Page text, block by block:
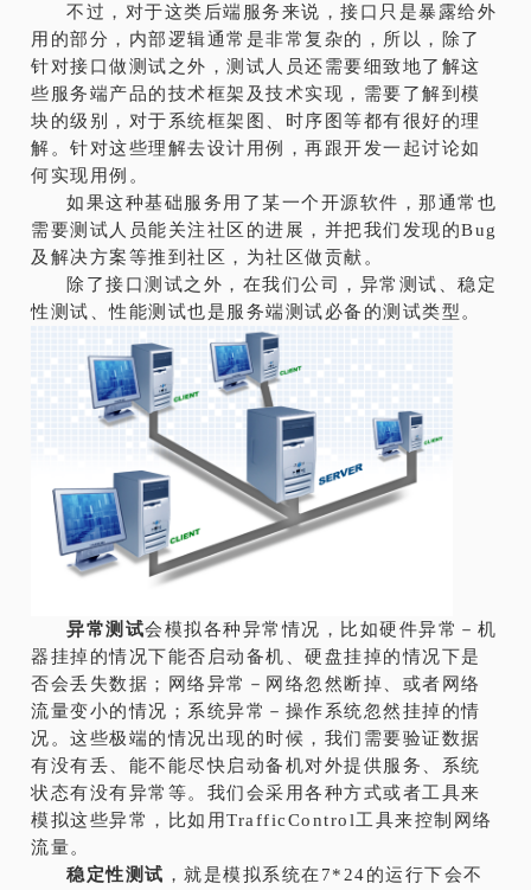
不过，对于这类后端服务来说，接口只是暴露给外
用的部分，内部逻辑通常是非常复杂的，所以，除了
针对接口做测试之外，测试人员还需要细致地了解这
些服务端产品的技术框架及技术实现，需要了解到模
块的级别，对于系统框架图、时序图等都有很好的理
解。针对这些理解去设计用例，再跟开发一起讨论如
何实现用例。
如果这种基础服务用了某一个开源软件，那通常也
需要测试人员能关注社区的进展，并把我们发现的Bug
及解决方案等推到社区，为社区做贡献。
除了接口测试之外，在我们公司，异常测试、稳定
性测试、性能测试也是服务端测试必备的测试类型。
异常测试会模拟各种异常情况，比如硬件异常－机
器挂掉的情况下能否启动备机、硬盘挂掉的情况下是
否会丢失数据；网络异常－网络忽然断掉、或者网络
流量变小的情况；系统异常－操作系统忽然挂掉的情
况。这些极端的情况出现的时候，我们需要验证数据
有没有丢、能不能尽快启动备机对外提供服务、系统
状态有没有异常等。我们会采用各种方式或者工具来
模拟这些异常，比如用TrafficControl工具来控制网络
流量。
稳定性测试 ，就是模拟系统在7*24的运行下会不